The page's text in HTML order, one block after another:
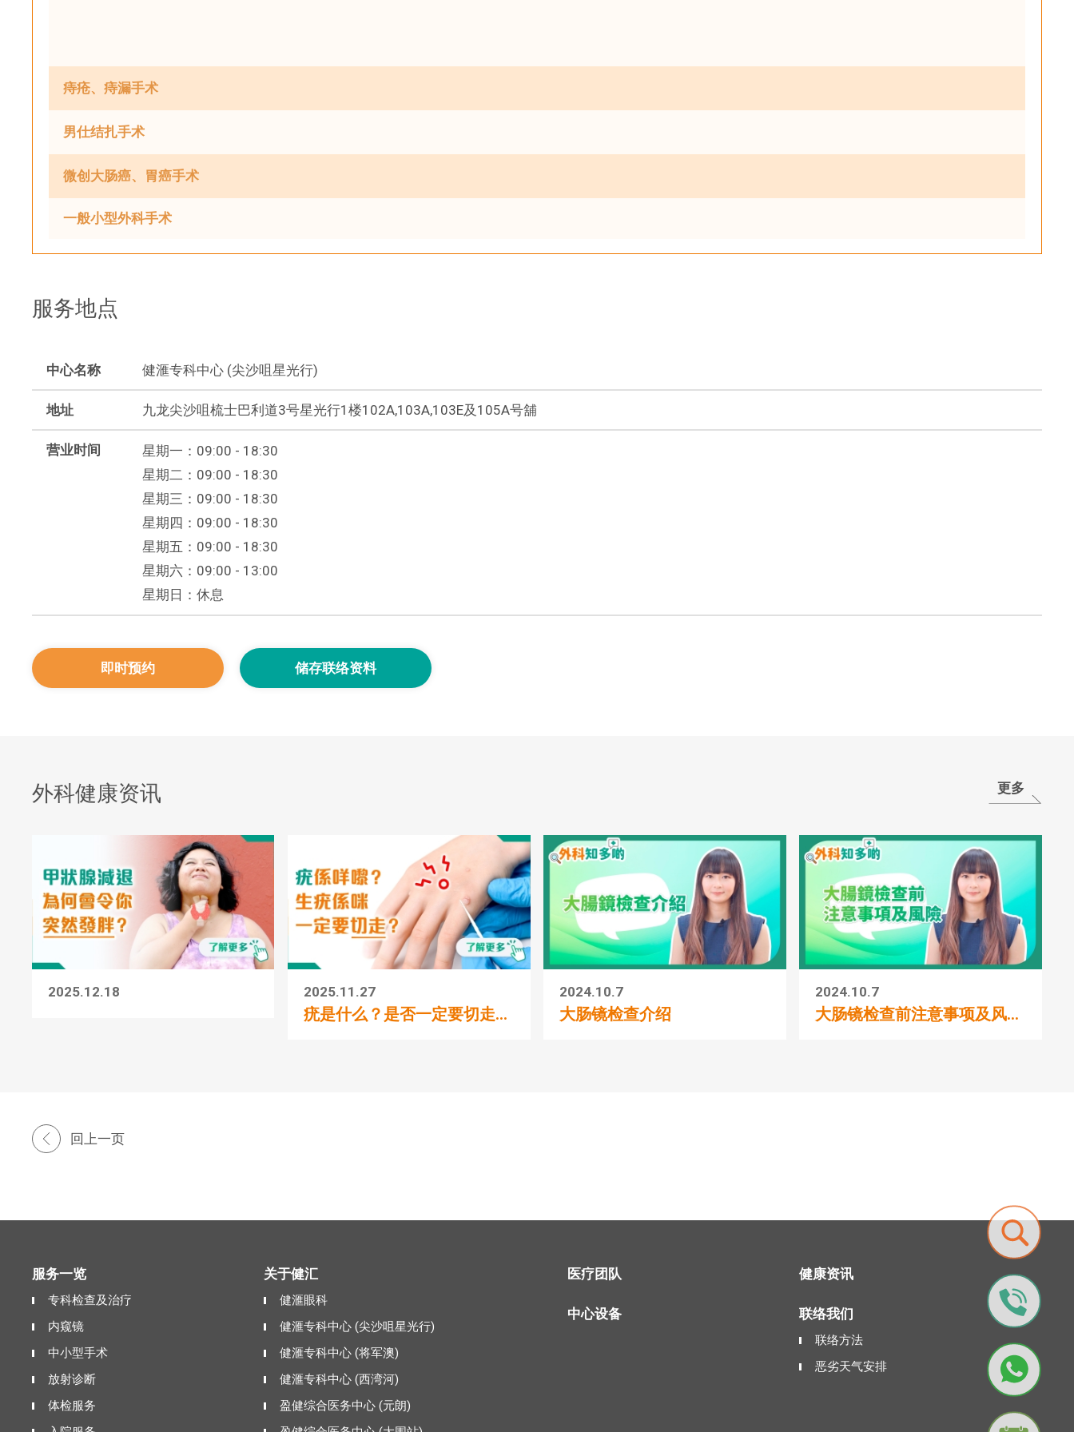
痔疮、痔漏手术
男仕结扎手术
微创大肠癌、胃癌手术
一般小型外科手术
服务地点
中心名称 健滙专科中心 (尖沙咀星光行)
地址 九龙尖沙咀梳士巴利道3号星光行1楼102A,103A,103E及105A号舖
营业时间
星期一：09:00 - 18:30
星期二：09:00 - 18:30
星期三：09:00 - 18:30
星期四：09:00 - 18:30
星期五：09:00 - 18:30
星期六：09:00 - 13:00
星期日：休息
即时预约 储存联络资料
外科健康资讯 更多
2025.12.18 2025.11.27
疣是什么？是否一定要切走...
2024.10.7
大肠镜检查介绍
2024.10.7
大肠镜检查前注意事项及风...
回上一页
服务一览
专科检查及治疗
内窥镜
中小型手术
放射诊断
体检服务
关于健汇
健滙眼科
健滙专科中心 (尖沙咀星光行)
健滙专科中心 (将军澳)
健滙专科中心 (西湾河)
盈健综合医务中心 (元朗)
医疗团队
中心设备
健康资讯
联络我们
联络方法
恶劣天气安排